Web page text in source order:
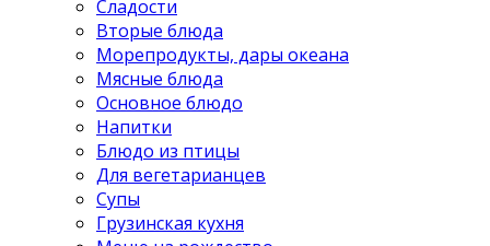
Сладости
Вторые блюда
Морепродукты, дары океана
Мясные блюда
Основное блюдо
Напитки
Блюдо из птицы
Для вегетарианцев
Супы
Грузинская кухня